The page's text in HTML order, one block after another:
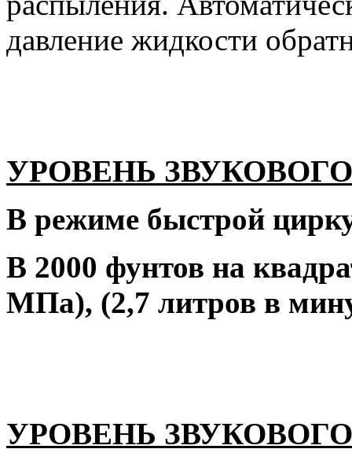
давление жидкости
УРОВЕНЬ
В режиме быстрой
В 2000 фунтов на
МПа), (2,7 литров в
УРОВЕНЬ ЗВУКОВОГО